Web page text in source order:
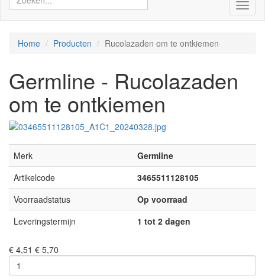
Home Producten Rucolazaden om te ontkiemen
Germline - Rucolazaden
om te ontkiemen
Merk
Germline
Artikelcode
3465511128105
Voorraadstatus
Op voorraad
Leveringstermijn
1 tot 2 dagen
€ 4,51 € 5,70